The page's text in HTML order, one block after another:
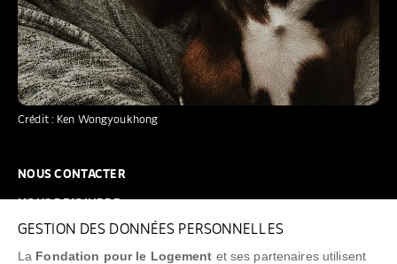
GESTION DES DONNÉES PERSONNELLES
La Fondation pour le Logement et ses partenaires utilisent
Crédit : Ken Wongyoukhong
NOUS CONTACTER
FAQ